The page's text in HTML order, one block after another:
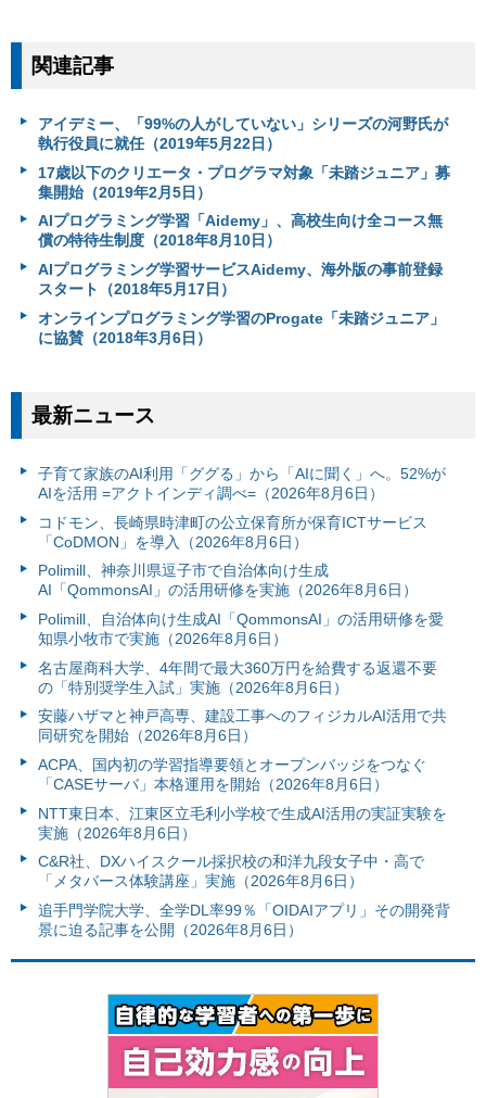
関連記事
アイデミー、「99%の人がしていない」シリーズの河野氏が
執行役員に就任（2019年5月22日）
17歳以下のクリエータ・プログラマ対象「未踏ジュニア」募
集開始（2019年2月5日）
AIプログラミング学習「Aidemy」、高校生向け全コース無
償の特待生制度（2018年8月10日）
AIプログラミング学習サービスAidemy、海外版の事前登録
スタート（2018年5月17日）
オンラインプログラミング学習のProgate「未踏ジュニア」
に協賛（2018年3月6日）
最新ニュース
子育て家族のAI利用「ググる」から「AIに聞く」へ。52%が
AIを活用 =アクトインディ調べ=（2026年8月6日）
コドモン、長崎県時津町の公立保育所が保育ICTサービス
「CoDMON」を導入（2026年8月6日）
Polimill、神奈川県逗子市で自治体向け生成
AI「QommonsAI」の活用研修を実施（2026年8月6日）
Polimill、自治体向け生成AI「QommonsAI」の活用研修を愛
知県小牧市で実施（2026年8月6日）
名古屋商科大学、4年間で最大360万円を給費する返還不要
の「特別奨学生入試」実施（2026年8月6日）
安藤ハザマと神戸高専、建設工事へのフィジカルAI活用で共
同研究を開始（2026年8月6日）
ACPA、国内初の学習指導要領とオープンバッジをつなぐ
「CASEサーバ」本格運用を開始（2026年8月6日）
NTT東日本、江東区立毛利小学校で生成AI活用の実証実験を
実施（2026年8月6日）
C&R社、DXハイスクール採択校の和洋九段女子中・高で
「メタバース体験講座」実施（2026年8月6日）
追手門学院大学、全学DL率99％「OIDAIアプリ」その開発背
景に迫る記事を公開（2026年8月6日）